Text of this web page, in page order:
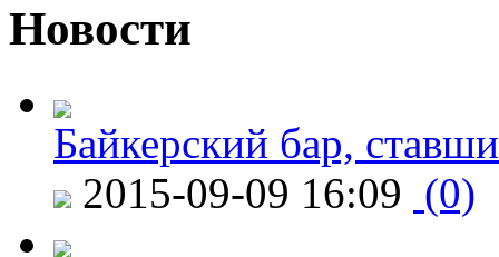
Новости
Байкерский бар,
2015-09-09 16:09 (0)